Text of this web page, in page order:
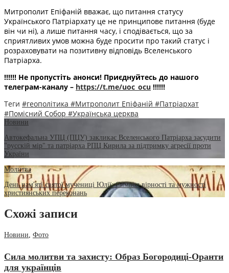
Митрополит Епіфаній вважає, що питання статусу
Українського Патріархату це не принципове питання (буде
він чи ні), а лише питання часу, і сподівається, що за
сприятливих умов можна буде просити про такий статус і
розраховувати на позитивну відповідь Вселенського
Патріарха.
‼️‼️‼️ Не пропустіть анонси! Приєднуйтесь до нашого
телеграм-каналу – https://t.me/uoc_ocu ‼️‼️‼️
Теги #геополітика #Митрополит Епіфаній #Патріархат
#Помісний Собор #Українська церква
Новини
Автокефальна УПЦ (ПЦУ) закликає Вселенського Патріарха засудити
"русскій мір" та патріарха РПЦ Кирила за підтримку агресії проти
України
Молитва
День пам'яті святої мучениці Юлії: Символ вірності та мужності
християнських переконань
Схожі записи
Новини, Фото
Сила молитви та захисту: Образ Богородиці-Оранти
для українців